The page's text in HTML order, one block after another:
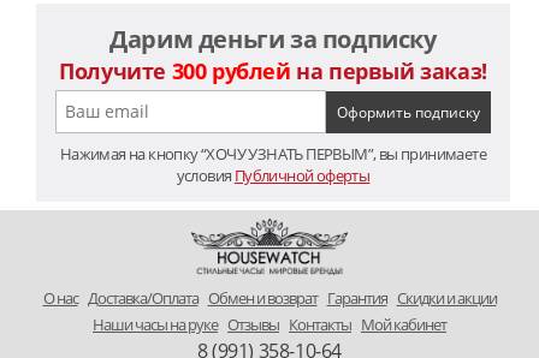
Дарим деньги за подписку
Получите 300 рублей на первый заказ!
Нажимая на кнопку “ХОЧУ УЗНАТЬ ПЕРВЫМ”, вы принимаете
условия Публичной оферты
O нас Доставка/Оплата Обмен и возврат Гарантия Скидки и акции
Наши часы на руке Отзывы Контакты Мой кабинет
8 (991) 358-10-64